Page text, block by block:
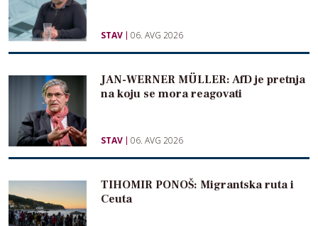
STAV 06. AVG 2026
JAN-WERNER MÜLLER: AfD je pretnja
na koju se mora reagovati
STAV 06. AVG 2026
TIHOMIR PONOŠ: Migrantska ruta i
Ceuta